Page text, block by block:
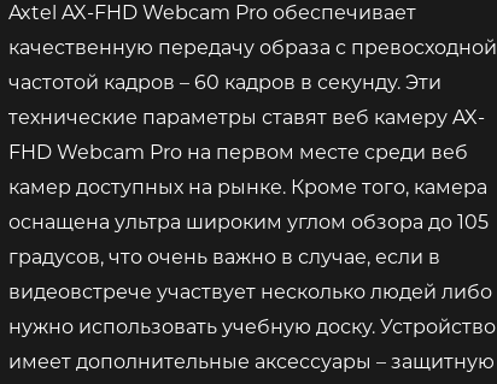
Axtel AX-FHD Webcam Pro обеспечивает
качественную передачу образа с превосходной
частотой кадров – 60 кадров в секунду. Эти
технические параметры ставят веб камеру AX-
FHD Webcam Pro на первом месте среди веб
камер доступных на рынке. Кроме того, камера
оснащена ультра широким углом обзора до 105
градусов, что очень важно в случае, если в
видеовстрече участвует несколько людей либо
нужно использовать учебную доску. Устройство
имеет дополнительные аксессуары – защитную